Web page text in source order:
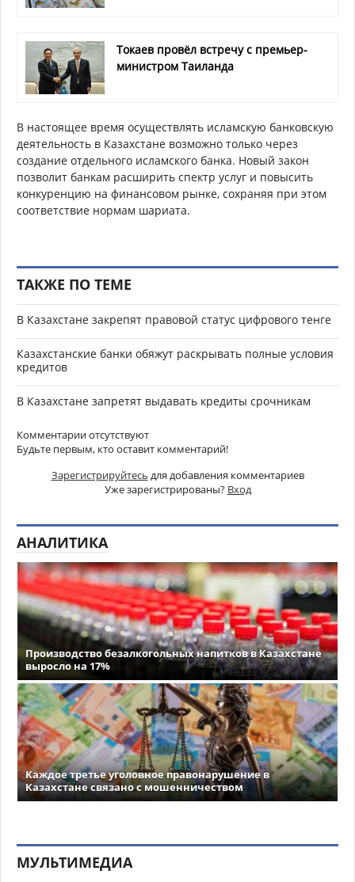
Токаев провёл встречу с премьер-
министром Таиланда
В настоящее время осуществлять исламскую банковскую
деятельность в Казахстане возможно только через
создание отдельного исламского банка. Новый закон
позволит банкам расширить спектр услуг и повысить
конкуренцию на финансовом рынке, сохраняя при этом
соответствие нормам шариата.
ТАКЖЕ ПО ТЕМЕ
В Казахстане закрепят правовой статус цифрового тенге
Казахстанские банки обяжут раскрывать полные условия
кредитов
В Казахстане запретят выдавать кредиты срочникам
Комментарии отсутствуют
Будьте первым, кто оставит комментарий!
Зарегистрируйтесь для добавления комментариев
Уже зарегистрированы? Вход
АНАЛИТИКА
Производство безалкогольных напитков в Казахстане
выросло на 17%
Каждое третье уголовное правонарушение в
Казахстане связано с мошенничеством
МУЛЬТИМЕДИА